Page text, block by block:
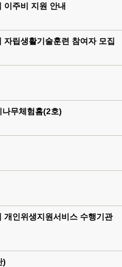
주비 지원 안내
립생활기술훈련 참여자 모집
무체험홈(2호)
인위생지원서비스 수행기관
)